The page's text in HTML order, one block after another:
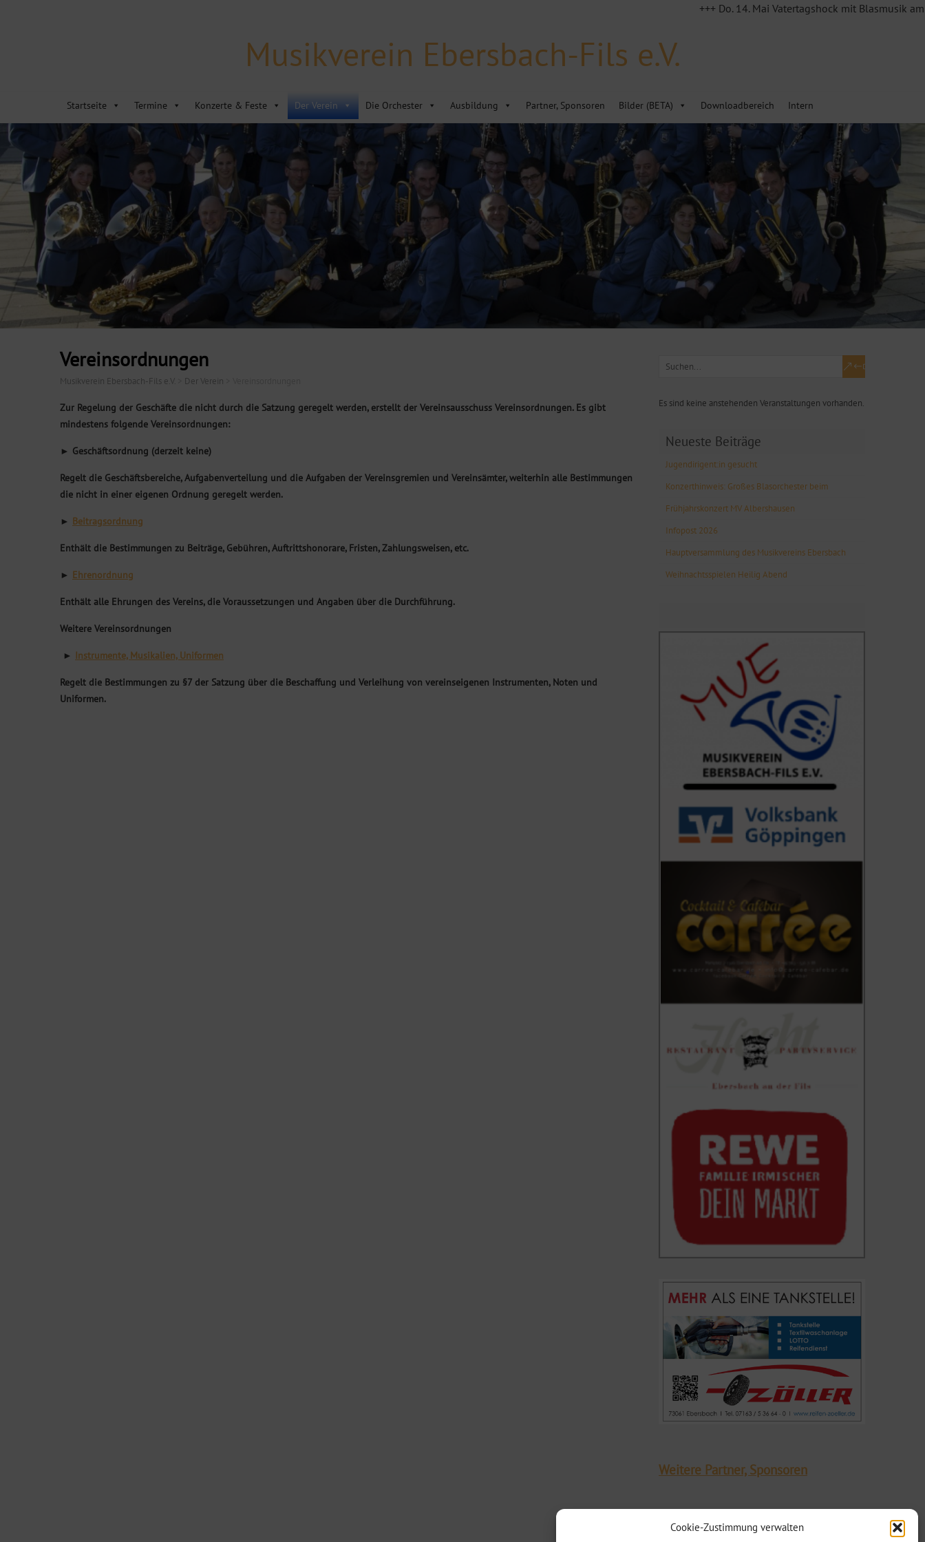
Cookie-Zustimmung verwalten
+++ Do. 14. Mai Vatertagshock mit Blasmusik am MVE
Musikverein Ebersbach-Fils e.V.
Startseite Termine Konzerte & Feste Der Verein Die Orchester Ausbildung Partner, Sponsoren Bilder (BETA) Downloadbereich Intern
Vereinsordnungen
Musikverein Ebersbach-Fils e.V. Der Verein
Zur Regelung der Geschäfte die nicht durch die Satzung geregelt werden, erstellt der Vereinsausschuss Vereinsordnungen. Es gibt
mindestens folgende Vereinsordnungen:
► Geschäftsordnung (derzeit keine)
Regelt die Geschäftsbereiche, Aufgabenverteilung und die Aufgaben der Vereinsgremien und Vereinsämter, weiterhin alle Bestimmungen
die nicht in einer eigenen Ordnung geregelt werden.
► Beitragsordnung
Enthält die Bestimmungen zu Beiträge, Gebühren, Auftrittshonorare, Fristen, Zahlungsweisen, etc.
► Ehrenordnung
Enthält alle Ehrungen des Vereins, die Voraussetzungen und Angaben über die Durchführung.
Weitere Vereinsordnungen
► Instrumente, Musikalien, Uniformen
Regelt die Bestimmungen zu §7 der Satzung über die Beschaffung und Verleihung von vereinseigenen Instrumenten, Noten und
Uniformen.
Es sind keine anstehenden Veranstaltungen vorhanden.
Neueste Beiträge
Jugendirigent:in gesucht
Konzerthinweis: Großes Blasorchester beim
Frühjahrskonzert MV Albershausen
Infopost 2026
Hauptversammlung des Musikvereins Ebersbach
Weihnachtsspielen Heilig Abend
Weitere Partner, Sponsoren